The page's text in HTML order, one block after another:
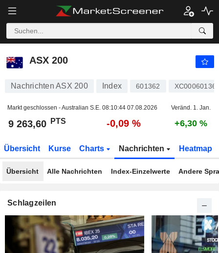
ASX 200
ASX 200
Nachrichten ASX 200 Index 601362
Markt geschlossen - Australian S.E. 08:10:44 07.08.2026 Veränd. 1. Jan.
9 263,60 PTS -0,09 % +6,30 %
Übersicht Kurse Charts Nachrichten Heatmap
Übersicht Alle Nachrichten Index-Einzelwerte Andere
Schlagzeilen